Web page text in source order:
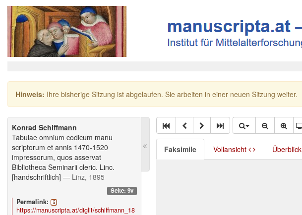
Hinweis: Ihre bisherige Sitzung ist abgelaufen. Sie arbeiten in einer neuen Sitzung weiter.
Konrad Schiffmann
Tabulae omnium codicum manu
scriptorum et annis 1470-1520
impressorum, quos asservat
Bibliotheca Seminarii cleric. Linc.
[handschriftlich] — Linz, 1895
Seite: 9v
Permalink:
https://manuscripta.at/diglit/schiffmann_18
Faksimile Vollansicht Überblick